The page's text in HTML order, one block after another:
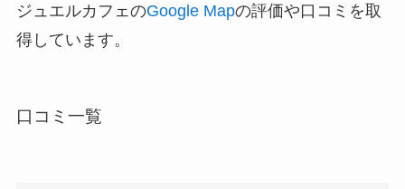
ジュエルカフェのGoogle Mapの評価や口コミを取
得しています。
口コミ一覧